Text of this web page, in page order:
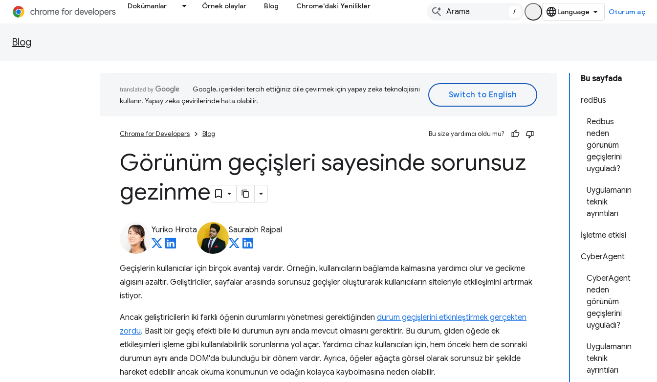
Dokümanlar Örnek olaylar Blog Chrome'daki Yenilikler
/ Oturum aç
Blog
Bu sayfada
redBus
Redbus
neden
görünüm
geçişlerini
uyguladı?
Uygulamanın
teknik
ayrıntıları
İşletme etkisi
CyberAgent
CyberAgent
neden
görünüm
geçişlerini
uyguladı?
Uygulamanın
teknik
ayrıntıları
Google, içerikleri tercih ettiğiniz dile çevirmek için yapay zeka teknolojisini
kullanır. Yapay zeka çevirilerinde hata olabilir.
Chrome for Developers Blog Bu size yardımcı oldu mu?
Görünüm geçişleri sayesinde sorunsuz
gezinme
Yuriko Hirota Saurabh Rajpal
Geçişlerin kullanıcılar için birçok avantajı vardır. Örneğin, kullanıcıların bağlamda kalmasına yardımcı olur ve gecikme
algısını azaltır. Geliştiriciler, sayfalar arasında sorunsuz geçişler oluşturarak kullanıcıların siteleriyle etkileşimini artırmak
istiyor.
Ancak geliştiricilerin iki farklı öğenin durumlarını yönetmesi gerektiğinden durum geçişlerini etkinleştirmek gerçekten
zordu. Basit bir geçiş efekti bile iki durumun aynı anda mevcut olmasını gerektirir. Bu durum, giden öğede ek
etkileşimleri işleme gibi kullanılabilirlik sorunlarına yol açar. Yardımcı cihaz kullanıcıları için, hem önceki hem de sonraki
durumun aynı anda DOM'da bulunduğu bir dönem vardır. Ayrıca, öğeler ağaçta görsel olarak sorunsuz bir şekilde
hareket edebilir ancak okuma konumunun ve odağın kolayca kaybolmasına neden olabilir.